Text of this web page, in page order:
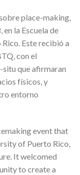
place-making,
en la Escuela de
Este recibió a
con el
situ que afirmaran
físicos, y
entorno
event that
of Puerto Rico,
It welcomed
to create a